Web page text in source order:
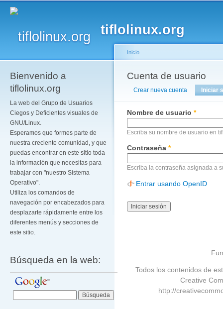
tiflolinux.org
Bienvenido a
tiflolinux.org
La web del Grupo de Usuarios
Ciegos y Deficientes visuales de
GNU/Linux.
Esperamos que formes parte de
nuestra creciente comunidad, y que
puedas encontrar en este sitio toda
la información que necesitas para
trabajar con "nuestro Sistema
Operativo".
Utiliza los comandos de
navegación por encabezados para
desplazarte rápidamente entre los
diferentes menús y secciones de
este sitio.
Búsqueda en la web:
Se encuentra usted
Inicio
Cuenta de usuario
Solapas principales
Crear nueva cuenta Iniciar
Nombre de usuario *
Escriba su nombre de usuario en
Contraseña *
Escriba la contraseña asignada a
Entrar usando OpenID
Todos los contenidos de
Creative
http://